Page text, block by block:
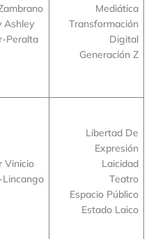
Ashley
Peralta
Mediática
Transformación
Digital
Generación Z
Vinicio
Lincango
Libertad De
Expresión
Laicidad
Teatro
Espacio Público
Estado Laico